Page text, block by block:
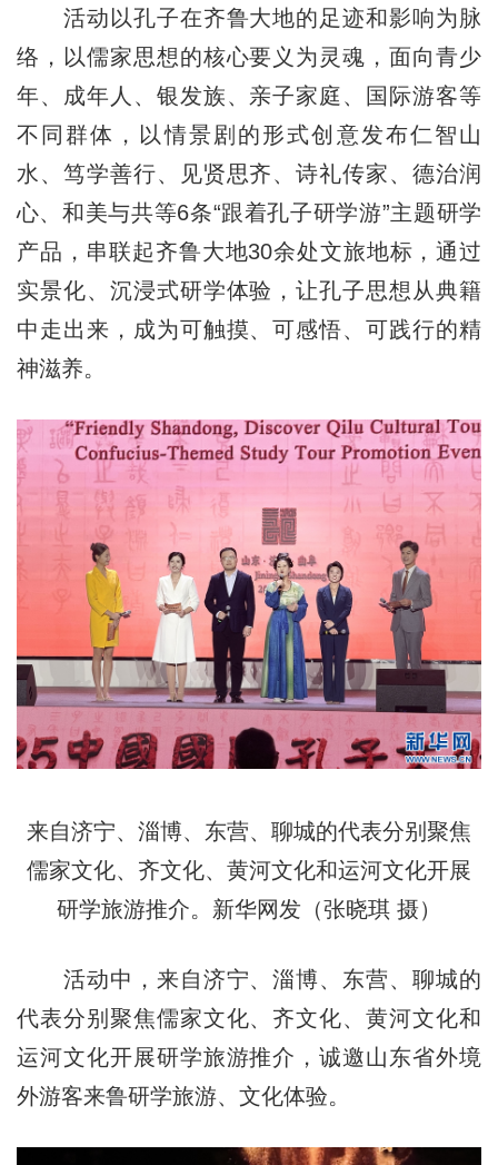
活动以孔子在齐鲁大地的足迹和影响为脉
络，以儒家思想的核心要义为灵魂，面向青少
年、成年人、银发族、亲子家庭、国际游客等
不同群体，以情景剧的形式创意发布仁智山
水、笃学善行、见贤思齐、诗礼传家、德治润
心、和美与共等6条“跟着孔子研学游”主题研学
产品，串联起齐鲁大地30余处文旅地标，通过
实景化、沉浸式研学体验，让孔子思想从典籍
中走出来，成为可触摸、可感悟、可践行的精
神滋养。
来自济宁、淄博、东营、聊城的代表分别聚焦
儒家文化、齐文化、黄河文化和运河文化开展
研学旅游推介。新华网发（张晓琪 摄）
活动中，来自济宁、淄博、东营、聊城的
代表分别聚焦儒家文化、齐文化、黄河文化和
运河文化开展研学旅游推介，诚邀山东省外境
外游客来鲁研学旅游、文化体验。